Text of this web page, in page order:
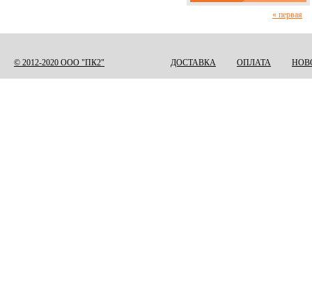
« первая
© 2012-2020 ООО "ПК2" ДОСТАВКА ОПЛАТА